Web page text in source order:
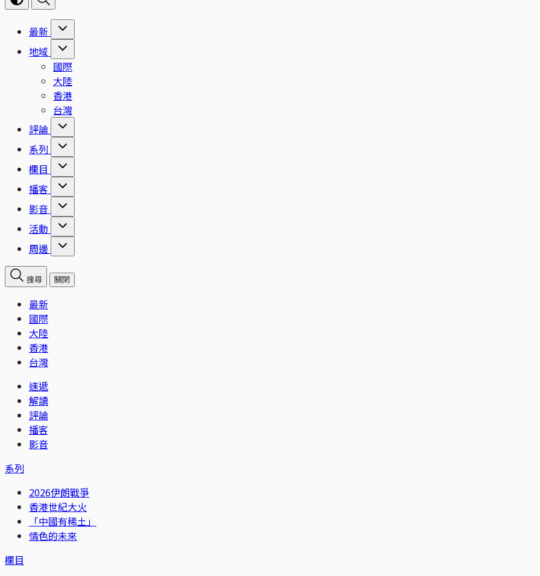
最新
地域
國際
大陸
香港
台灣
評論
系列
欄目
播客
影音
活動
周邊
搜尋 關閉
最新
國際
大陸
香港
台灣
速遞
解讀
評論
播客
影音
系列
2026伊朗戰爭
香港世紀大火
「中國有稀土」
情色的未來
欄目